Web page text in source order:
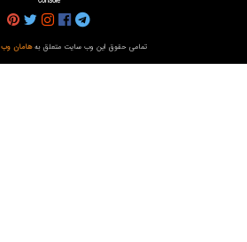
تمامی حقوق این وب سایت متعلق بههامان وب